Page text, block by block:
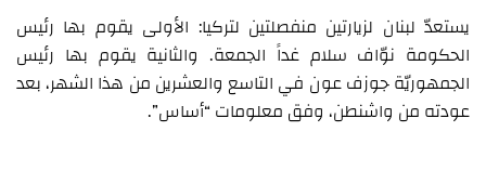
يستعدّ لبنان لزيارتين منفصلتين لتركيا: الأولى يقوم بها رئيس
الحكومة نوّاف سلام غداً الجمعة. والثانية يقوم بها رئيس
الجمهوريّة جوزف عون في التاسع والعشرين من هذا الشهر، بعد
عودته من واشنطن، وفق معلومات “أساس”.